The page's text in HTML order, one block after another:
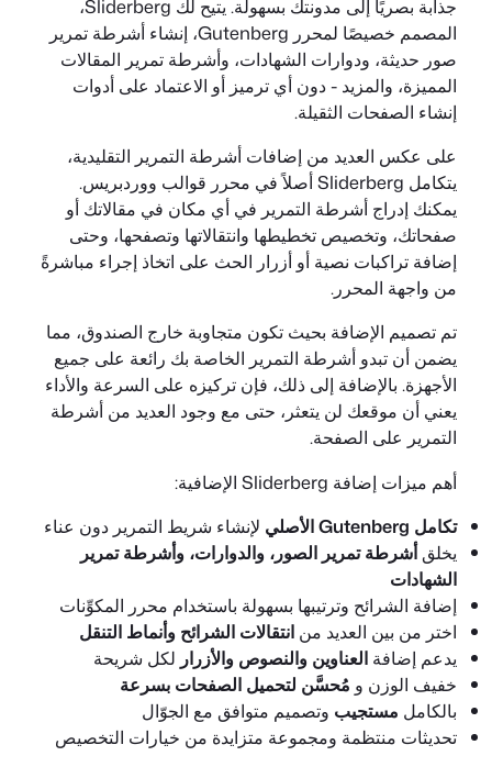
جذابة بصريًا إلى مدونتك بسهولة. يتيح لك Sliderberg،
المصمم خصيصًا لمحرر Gutenberg، إنشاء أشرطة تمرير
صور حديثة، ودوارات الشهادات، وأشرطة تمرير المقالات
المميزة، والمزيد - دون أي ترميز أو الاعتماد على أدوات
إنشاء الصفحات الثقيلة.
على عكس العديد من إضافات أشرطة التمرير التقليدية،
يتكامل Sliderberg أصلاً في محرر قوالب ووردبريس.
يمكنك إدراج أشرطة التمرير في أي مكان في مقالاتك أو
صفحاتك، وتخصيص تخطيطها وانتقالاتها وتصفحها، وحتى
إضافة تراكبات نصية أو أزرار الحث على اتخاذ إجراء مباشرةً
من واجهة المحرر.
تم تصميم الإضافة بحيث تكون متجاوبة خارج الصندوق، مما
يضمن أن تبدو أشرطة التمرير الخاصة بك رائعة على جميع
الأجهزة. بالإضافة إلى ذلك، فإن تركيزه على السرعة والأداء
يعني أن موقعك لن يتعثر، حتى مع وجود العديد من أشرطة
التمرير على الصفحة.
أهم ميزات إضافة Sliderberg الإضافية:
تكامل Gutenberg الأصلي
لإنشاء شريط التمرير دون عناء
يخلقأشرطة تمرير الصور، والدوارات، وأشرطة تمرير
الشهادات
إضافة الشرائح وترتيبها بسهولة باستخدام محرر المكوِّنات
اختر من بين العديد من انتقالات الشرائح وأنماط التنقل
يدعم إضافة العناوين والنصوص والأزرار لكل شريحة
خفيف الوزن و مُحسَّن لتحميل الصفحات بسرعة
بالكامل مستجيب وتصميم متوافق مع الجوّال
تحديثات منتظمة ومجموعة متزايدة من خيارات التخصيص